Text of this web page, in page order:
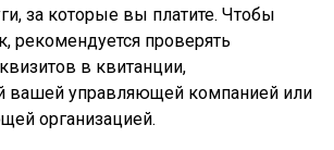
за которые вы платите. Чтобы
рекомендуется проверять
в квитанции,
вашей управляющей компанией или
организацией.